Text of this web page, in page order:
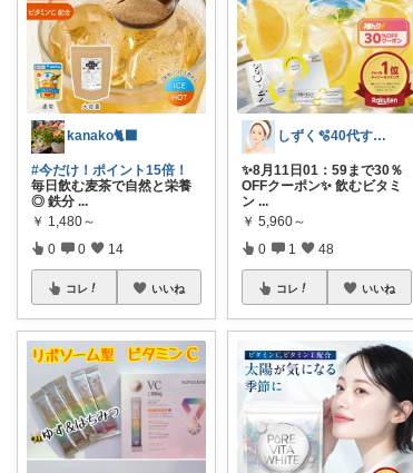
kanako🐈‍⬛
#今だけ！ポイント15倍！
毎日飲む麦茶で自然と栄養
◎ 鉄分 ...
￥ 1,480～
0 0 14
コレ いいね
しずく🫧40代すっぴん美肌＆ダイエット
✨8月11日01：59まで30％
OFFクーポン✨ 飲むビタミ
ン ...
￥ 5,960～
0 1 48
コレ いいね